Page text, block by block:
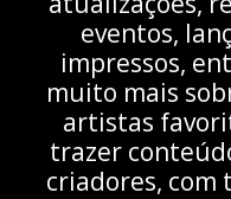
eventos,
impressos,
muito mais
artistas
trazer
criadores, com